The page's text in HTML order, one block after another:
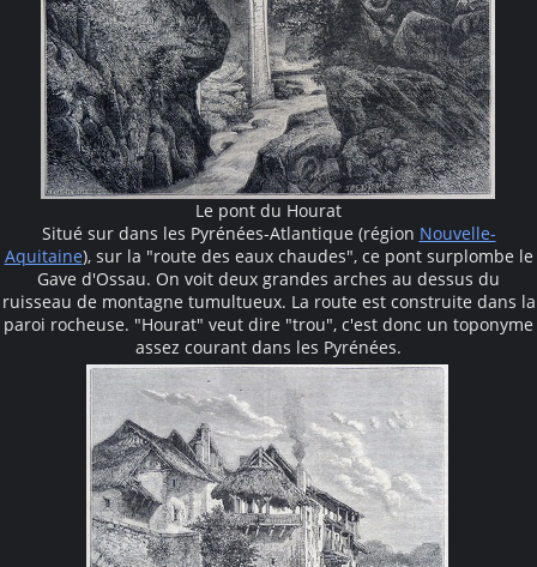
Le pont du Hourat
Situé sur dans les Pyrénées-Atlantique (région Nouvelle-
Aquitaine), sur la "route des eaux chaudes", ce pont surplombe le
Gave d'Ossau. On voit deux grandes arches au dessus du
ruisseau de montagne tumultueux. La route est construite dans la
paroi rocheuse. "Hourat" veut dire "trou", c'est donc un toponyme
assez courant dans les Pyrénées.